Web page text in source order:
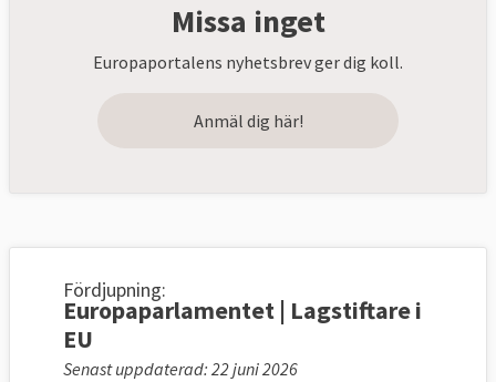
Missa inget
Europaportalens nyhetsbrev ger dig koll.
Anmäl dig här!
Fördjupning:
Europaparlamentet | Lagstiftare i
EU
Senast uppdaterad: 22 juni 2026